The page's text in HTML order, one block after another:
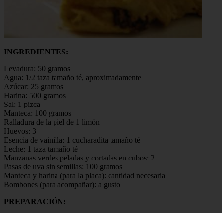
INGREDIENTES:
Levadura: 50 gramos
Agua: 1/2 taza tamaño té, aproximadamente
Azúcar: 25 gramos
Harina: 500 gramos
Sal: 1 pizca
Manteca: 100 gramos
Ralladura de la piel de 1 limón
Huevos: 3
Esencia de vainilla: 1 cucharadita tamaño té
Leche: 1 taza tamaño té
Manzanas verdes peladas y cortadas en cubos: 2
Pasas de uva sin semillas: 100 gramos
Manteca y harina (para la placa): cantidad necesaria
Bombones (para acompañar): a gusto
PREPARACIÓN: